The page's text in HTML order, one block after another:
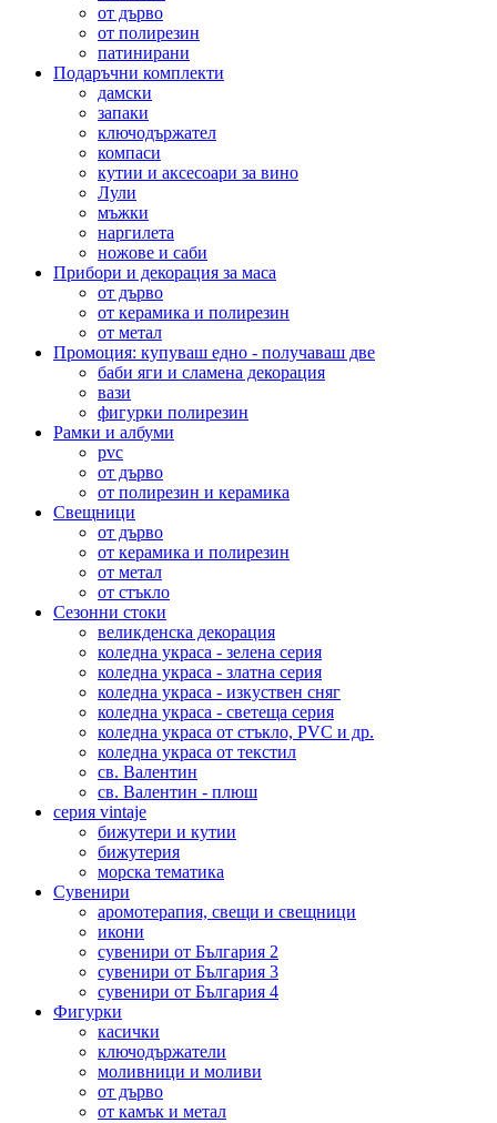
от дърво
от полирезин
патинирани
Подаръчни комплекти
дамски
запаки
ключодържател
компаси
кутии и аксесоари за вино
Лули
мъжки
наргилета
ножове и саби
Прибори и декорация за маса
от дърво
от керамика и полирезин
от метал
Промоция: купуваш едно - получаваш две
баби яги и сламена декорация
вази
фигурки полирезин
Рамки и албуми
pvc
от дърво
от полирезин и керамика
Свещници
от дърво
от керамика и полирезин
от метал
от стъкло
Сезонни стоки
великденска декорация
коледна украса - зелена серия
коледна украса - златна серия
коледна украса - изкуствен сняг
коледна украса - светеща серия
коледна украса от стъкло, PVC и др.
коледна украса от текстил
св. Валентин
св. Валентин - плюш
серия vintaje
бижутери и кутии
бижутерия
морска тематика
Сувенири
аромотерапия, свещи и свещници
икони
сувенири от България 2
сувенири от България 3
сувенири от България 4
Фигурки
касички
ключодържатели
моливници и моливи
от дърво
от камък и метал